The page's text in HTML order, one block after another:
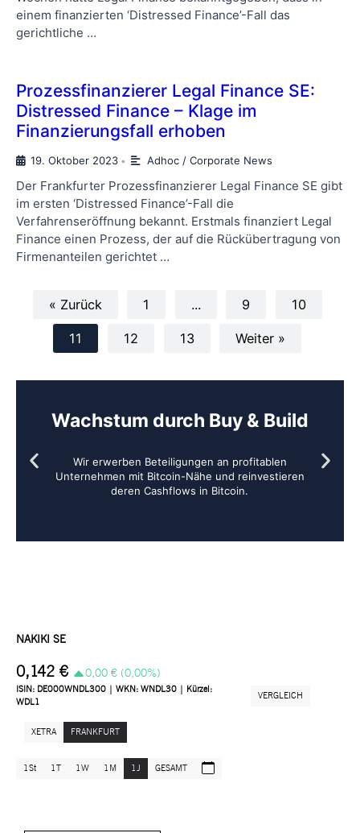
einem finanzierten ‘Distressed Finance’-Fall das
gerichtliche …
Prozessfinanzierer Legal Finance SE:
Distressed Finance – Klage im
Finanzierungsfall erhoben
19. Oktober 2023 • Adhoc / Corporate News
Der Frankfurter Prozessfinanzierer Legal Finance SE gibt
im ersten ‘Distressed Finance’-Fall die
Verfahrenseröffnung bekannt. Erstmals finanziert Legal
Finance einen Prozess, der auf die Rückübertragung von
Firmenanteilen gerichtet …
« Zurück 1 ... 9 10
11 12 13 Weiter »
Wachstum durch Buy & Build
Wir erwerben Beteiligungen an profitablen
Unternehmen mit Bitcoin-Nähe und reinvestieren
deren Cashflows in Bitcoin.